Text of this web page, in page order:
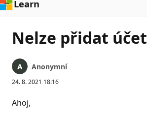
Learn
Nelze přidat účet
Anonymní
24. 8. 2021 18:16
Ahoj,